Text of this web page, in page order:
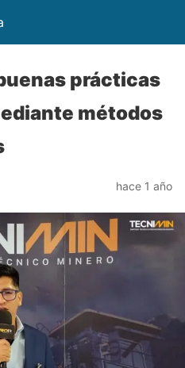
prácticas
métodos
hace 1 año